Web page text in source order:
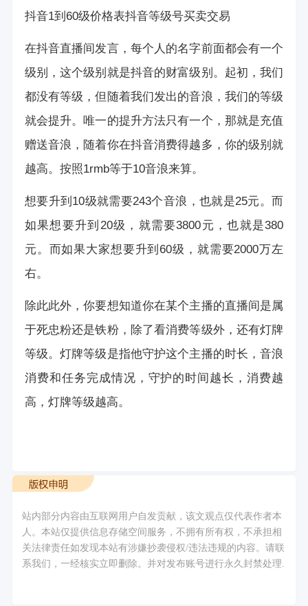
抖音1到60级价格表抖音等级号买卖交易
在抖音直播间发言，每个人的名字前面都会有一个
级别，这个级别就是抖音的财富级别。起初，我们
都没有等级，但随着我们发出的音浪，我们的等级
就会提升。唯一的提升方法只有一个，那就是充值
赠送音浪，随着你在抖音消费得越多，你的级别就
越高。按照1rmb等于10音浪来算。
想要升到10级就需要243个音浪，也就是25元。而
如果想要升到20级，就需要3800元，也就是380
元。而如果大家想要升到60级，就需要2000万左
右。
除此此外，你要想知道你在某个主播的直播间是属
于死忠粉还是铁粉，除了看消费等级外，还有灯牌
等级。灯牌等级是指他守护这个主播的时长，音浪
消费和任务完成情况，守护的时间越长，消费越
高，灯牌等级越高。
站内部分内容由互联网用户自发贡献，该文观点仅代表作者本
人。本站仅提供信息存储空间服务，不拥有所有权，不承担相
关法律责任如发现本站有涉嫌抄袭侵权/违法违规的内容。请联
系我们，一经核实立即删除。并对发布账号进行永久封禁处理.